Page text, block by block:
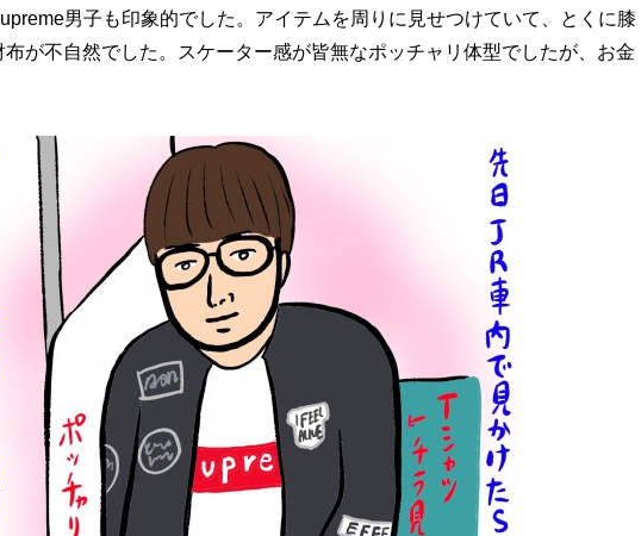
男子も印象的でした。アイテムを周りに見せつけていて、とくに膝
が不自然でした。スケーター感が皆無なポッチャリ体型でしたが、お金